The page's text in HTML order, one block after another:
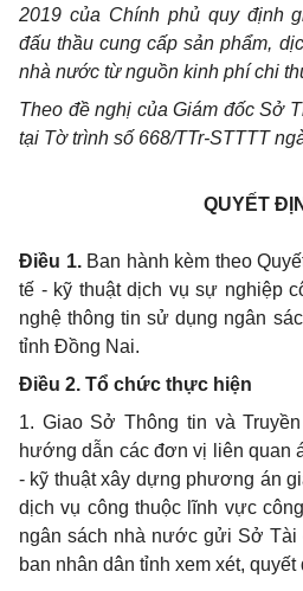
2019 của Chính phủ quy định
đấu thầu cung cấp sản phẩm,
nhà nước từ nguồn kinh phí chi
Theo đề nghị của Giám đốc Sở
tại Tờ trình số 668/TTr-STTTT
QUYẾT
Điều 1.Ban hành kèm theo
tế - kỹ thuật dịch vụ sự nghiệp
nghệ thông tin sử dụng ngân
tỉnh Đồng Nai.
Điều 2. Tổ chức thực hiện
1. Giao Sở Thông tin và
hướng dẫn các đơn vị liên quan
- kỹ thuật xây dựng phương án
dịch vụ công thuộc lĩnh vực
ngân sách nhà nước gửi Sở Tài
ban nhân dân tỉnh xem xét, quyết